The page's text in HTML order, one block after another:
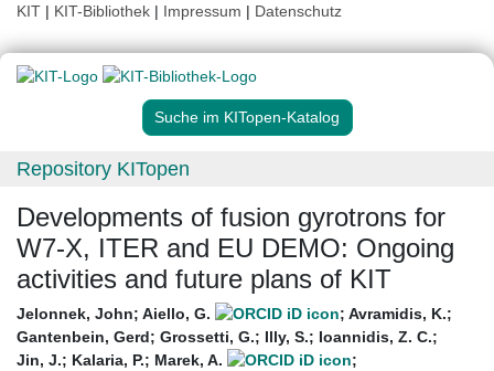
KIT | KIT-Bibliothek | Impressum | Datenschutz
Suche im KITopen-Katalog
Repository KITopen
Developments of fusion gyrotrons for
W7-X, ITER and EU DEMO: Ongoing
activities and future plans of KIT
Jelonnek, John; Aiello, G. ; Avramidis, K.;
Gantenbein, Gerd; Grossetti, G.; Illy, S.; Ioannidis, Z. C.;
Jin, J.; Kalaria, P.; Marek, A.
;